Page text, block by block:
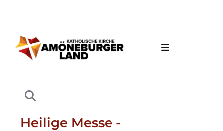
Heilige Messe -